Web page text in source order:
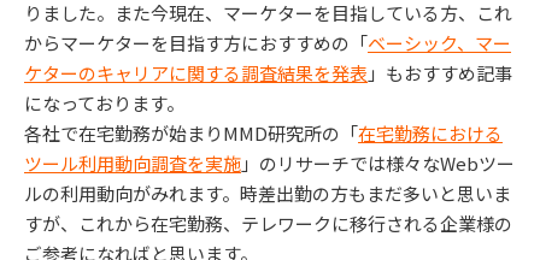
りました。また今現在、マーケターを目指している方、これ
からマーケターを目指す方におすすめの「ベーシック、マー
ケターのキャリアに関する調査結果を発表 」もおすすめ記事
になっております。
各社で在宅勤務が始まりMMD研究所の「在宅勤務における
ツール利用動向調査を実施」のリサーチでは様々なWebツー
ルの利用動向がみれます。時差出勤の方もまだ多いと思いま
すが、これから在宅勤務、テレワークに移行される企業様の
ご参考になればと思います。